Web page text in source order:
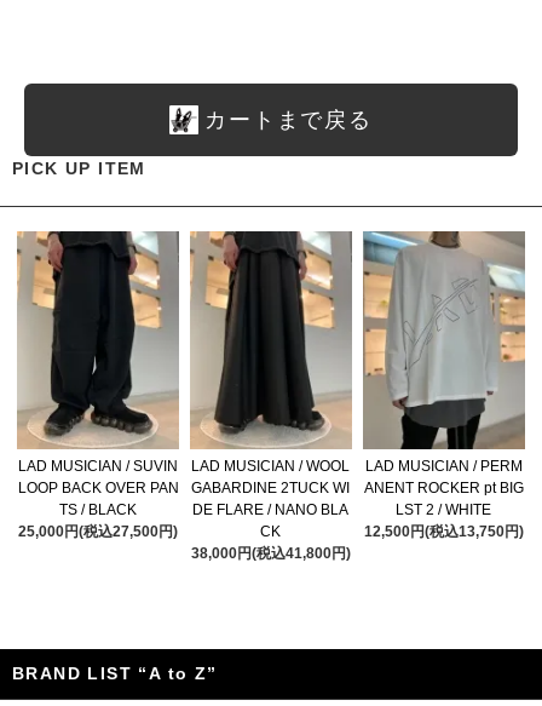
カートまで戻る
PICK UP ITEM
LAD MUSICIAN / SUVIN
LOOP BACK OVER PAN
TS / BLACK
25,000円(税込27,500円)
LAD MUSICIAN / WOOL
GABARDINE 2TUCK WI
DE FLARE / NANO BLA
CK
38,000円(税込41,800円)
LAD MUSICIAN / PERM
ANENT ROCKER pt BIG
LST 2 / WHITE
12,500円(税込13,750円)
BRAND LIST “A to Z”